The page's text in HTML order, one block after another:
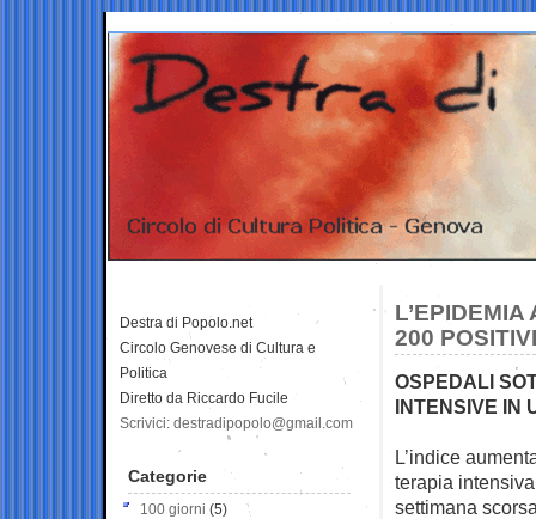
200
OSPEDALI
INTENSIVE IN
L’indice
terapia
settimana
Destra di Popolo.net
Circolo Genovese di Cultura e
Politica
Diretto da Riccardo Fucile
Scrivici: destradipopolo@gmail.com
Categorie
100 giorni (5)